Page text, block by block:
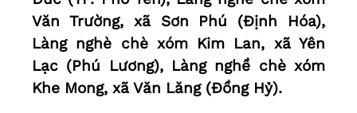
Văn Trường, xã Sơn Phú (Định Hóa),
Làng nghè chè xóm Kim Lan, xã Yên
Lạc (Phú Lương), Làng nghề chè xóm
Khe Mong, xã Văn Lăng (Đồng Hỷ).